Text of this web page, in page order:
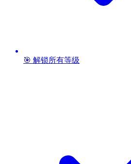
🎯 解锁所有等级